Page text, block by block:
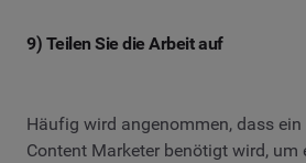
9) Teilen Sie die Arbeit auf
Häufig wird angenommen, dass ein
Content Marketer benötigt wird, um